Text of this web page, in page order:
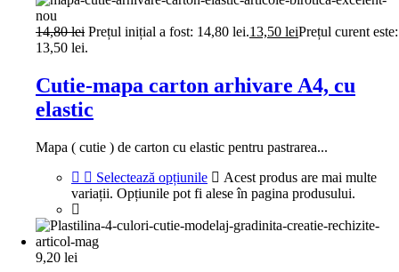
14,80lei Prețul inițial a fost: 14,80 lei.13,50 leiPrețul curent este:
13,50 lei.
Cutie-mapa carton arhivare A4, cu
elastic
Mapa ( cutie ) de carton cu elastic pentru pastrarea...
Selectează opțiunile
Acest produs are mai multe
variații. Opțiunile pot fi alese în pagina produsului.
9,20 lei